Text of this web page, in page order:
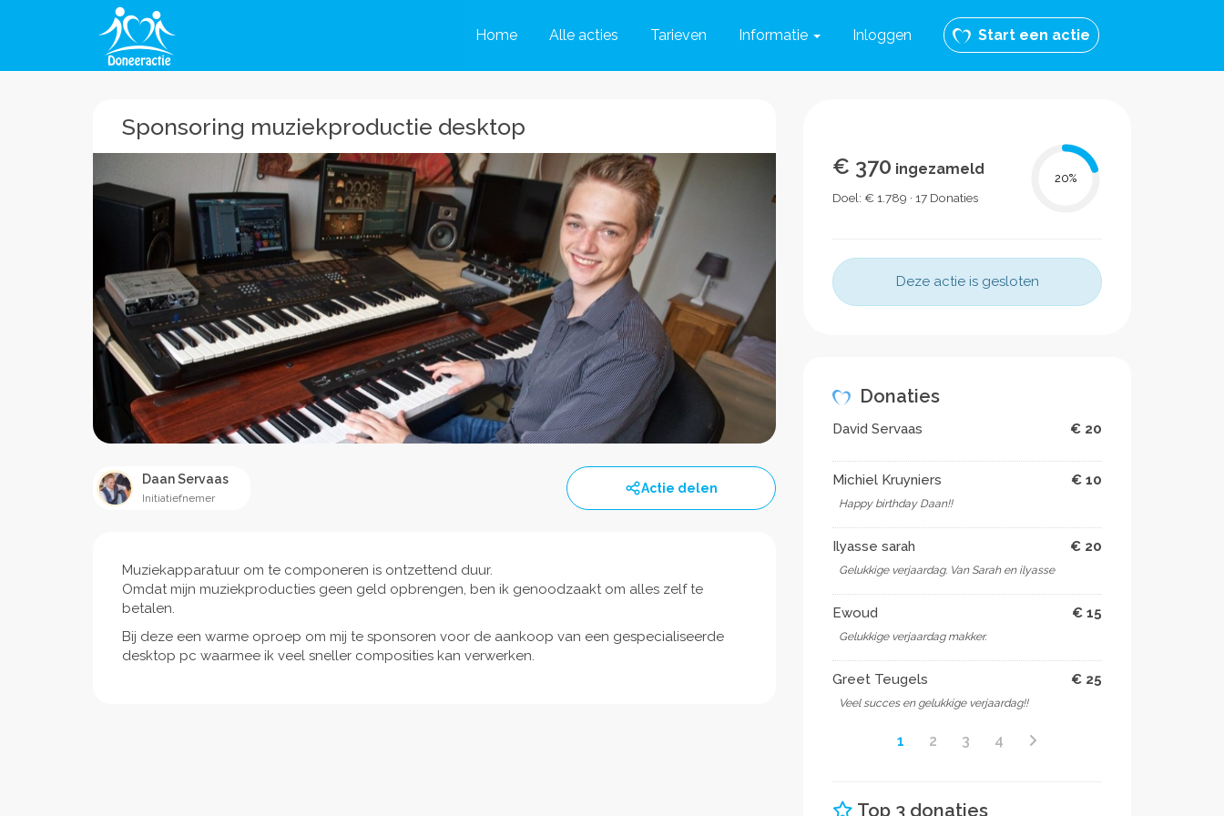
Home Alle acties Tarieven Informatie Inloggen Start een actie
Sponsoring muziekproductie desktop
Daan Servaas
Initiatiefnemer
Actie delen
Muziekapparatuur om te componeren is ontzettend duur.
Omdat mijn muziekproducties geen geld opbrengen, ben ik genoodzaakt om alles zelf te
betalen.
Bij deze een warme oproep om mij te sponsoren voor de aankoop van een gespecialiseerde
desktop pc waarmee ik veel sneller composities kan verwerken.
€ 370 ingezameld
Doel: € 1.789 · 17 Donaties
20%
Deze actie is gesloten
Donaties
David Servaas € 20
Michiel Kruyniers € 10
Happy birthday Daan!!
Ilyasse sarah € 20
Gelukkige verjaardag. Van Sarah en ilyasse
Ewoud € 15
Gelukkige verjaardag makker.
Greet Teugels € 25
Veel succes en gelukkige verjaardag!!
1 2 3 4
Top 3 donaties